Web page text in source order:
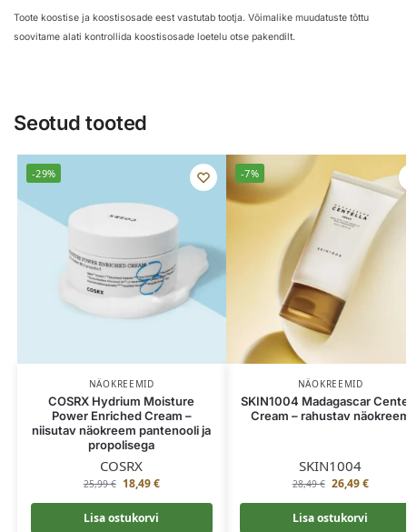
Toote koostise ja koostisosade eest vastutab tootja. Võimalike muudatuste tõttu
soovitame alati kontrollida koostisosade loetelu otse pakendilt.
Seotud tooted
-29%
NÄOKREEMID
COSRX Hydrium Moisture
Power Enriched Cream –
niisutav näokreem pantenooli ja
propolisega
COSRX
25,99€ 18,49€
Lisa ostukorvi
-7%
NÄOKREEMID
SKIN1004 Madagascar
Cream – rahustav
SKIN1004
28,49€ 26,49€
Lisa ostukorvi